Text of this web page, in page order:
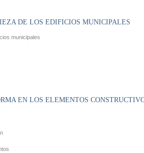
DE LOS EDIFICIOS MUNICIPALES
municipales
EN LOS ELEMENTOS